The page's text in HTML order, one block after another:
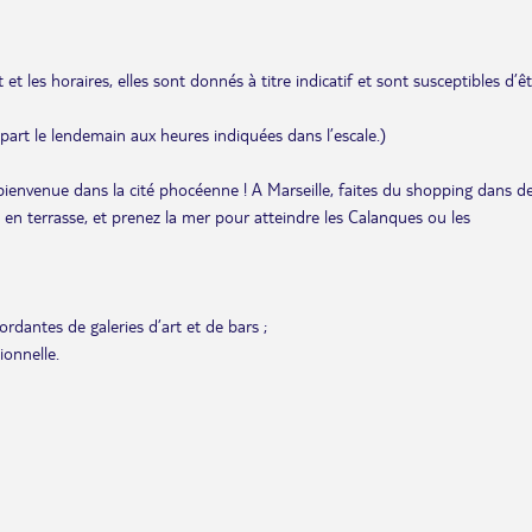
les horaires, elles sont donnés à titre indicatif et sont susceptibles
le lendemain aux heures indiquées dans l’escale.)
dans la cité phocéenne ! A Marseille, faites du shopping dans
terrasse, et prenez la mer pour atteindre les Calanques ou les
de galeries d’art et de bars ;